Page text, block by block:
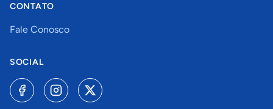
CONTATO
Fale Conosco
SOCIAL